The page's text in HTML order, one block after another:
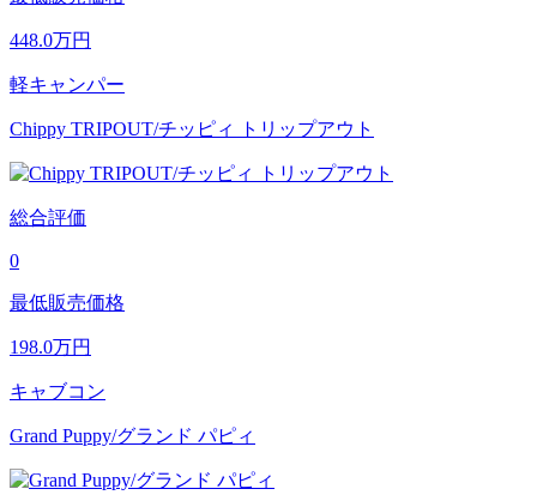
448.0万円
軽キャンパー
Chippy TRIPOUT/チッピィ トリップアウト
総合評価
0
最低販売価格
198.0万円
キャブコン
Grand Puppy/グランド パピィ